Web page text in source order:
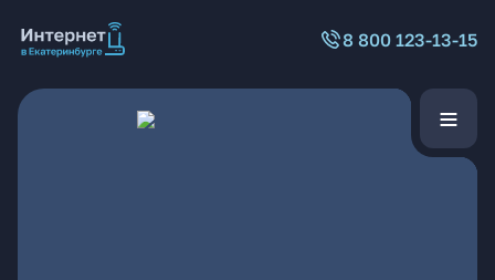
8 800 123-13-15